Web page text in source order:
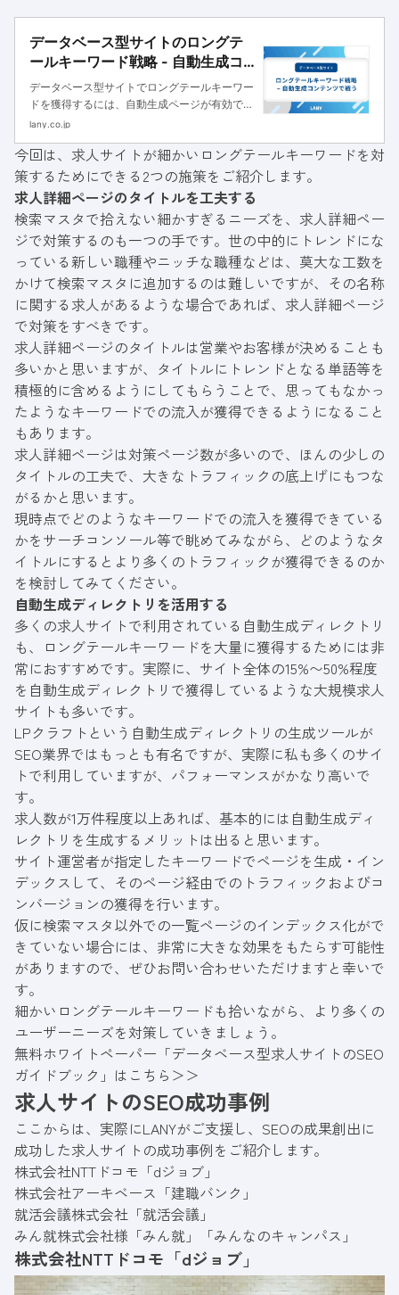
データベース型サイトのロングテ
ールキーワード戦略 - 自動生成コ
ンテンツで戦う
データベース型サイトでロングテールキーワー
ドを獲得するには、自動生成ページが有効で
す。本記事では、自動生成ページを作る際のポ
す。大規模データベース型サイトを運営する方
なら参考になるかと思いますので、ぜひご一読
ください。
lany.co.jp
今回は、求人サイトが細かいロングテールキーワードを対
策するためにできる2つの施策をご紹介します。
求人詳細ページのタイトルを工夫する
検索マスタで拾えない細かすぎるニーズを、求人詳細ペー
ジで対策するのも一つの手です。世の中的にトレンドにな
っている新しい職種やニッチな職種などは、莫大な工数を
かけて検索マスタに追加するのは難しいですが、その名称
に関する求人があるような場合であれば、求人詳細ページ
で対策をすべきです。
求人詳細ページのタイトルは営業やお客様が決めることも
多いかと思いますが、タイトルにトレンドとなる単語等を
積極的に含めるようにしてもらうことで、思ってもなかっ
たようなキーワードでの流入が獲得できるようになること
もあります。
求人詳細ページは対策ページ数が多いので、ほんの少しの
タイトルの工夫で、大きなトラフィックの底上げにもつな
がるかと思います。
現時点でどのようなキーワードでの流入を獲得できている
かをサーチコンソール等で眺めてみながら、どのようなタ
イトルにするとより多くのトラフィックが獲得できるのか
を検討してみてください。
自動生成ディレクトリを活用する
多くの求人サイトで利用されている自動生成ディレクトリ
も、ロングテールキーワードを大量に獲得するためには非
常におすすめです。実際に、サイト全体の15%〜50%程度
を自動生成ディレクトリで獲得しているような大規模求人
サイトも多いです。
LPクラフト という自動生成ディレクトリの生成ツールが
SEO業界ではもっとも有名ですが、実際に私も多くのサイ
トで利用していますが、パフォーマンスがかなり高いで
す。
求人数が1万件程度以上あれば、基本的には自動生成ディ
レクトリを生成するメリットは出ると思います。
サイト運営者が指定したキーワードでページを生成・イン
デックスして、そのページ経由でのトラフィックおよびコ
ンバージョンの獲得を行います。
仮に検索マスタ以外での一覧ページのインデックス化がで
きていない場合には、非常に大きな効果をもたらす可能性
がありますので、ぜひお問い合わせいただけますと幸いで
す。
細かいロングテールキーワードも拾いながら、より多くの
ユーザーニーズを対策していきましょう。
無料ホワイトペーパー「データベース型求人サイトのSEO
ガイドブック」はこちら＞＞
求人サイトのSEO成功事例
ここからは、実際にLANYがご支援し、SEOの成果創出に
成功した求人サイトの成功事例をご紹介します。
株式会社NTTドコモ「dジョブ」
株式会社アーキベース「建職バンク」
就活会議株式会社「就活会議」
みん就株式会社様「みん就」「みんなのキャンパス」
株式会社NTTドコモ「dジョブ」